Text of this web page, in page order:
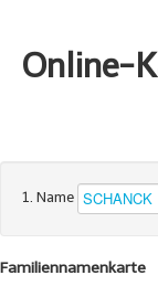
Online-
1. Name
Familiennamenkarte